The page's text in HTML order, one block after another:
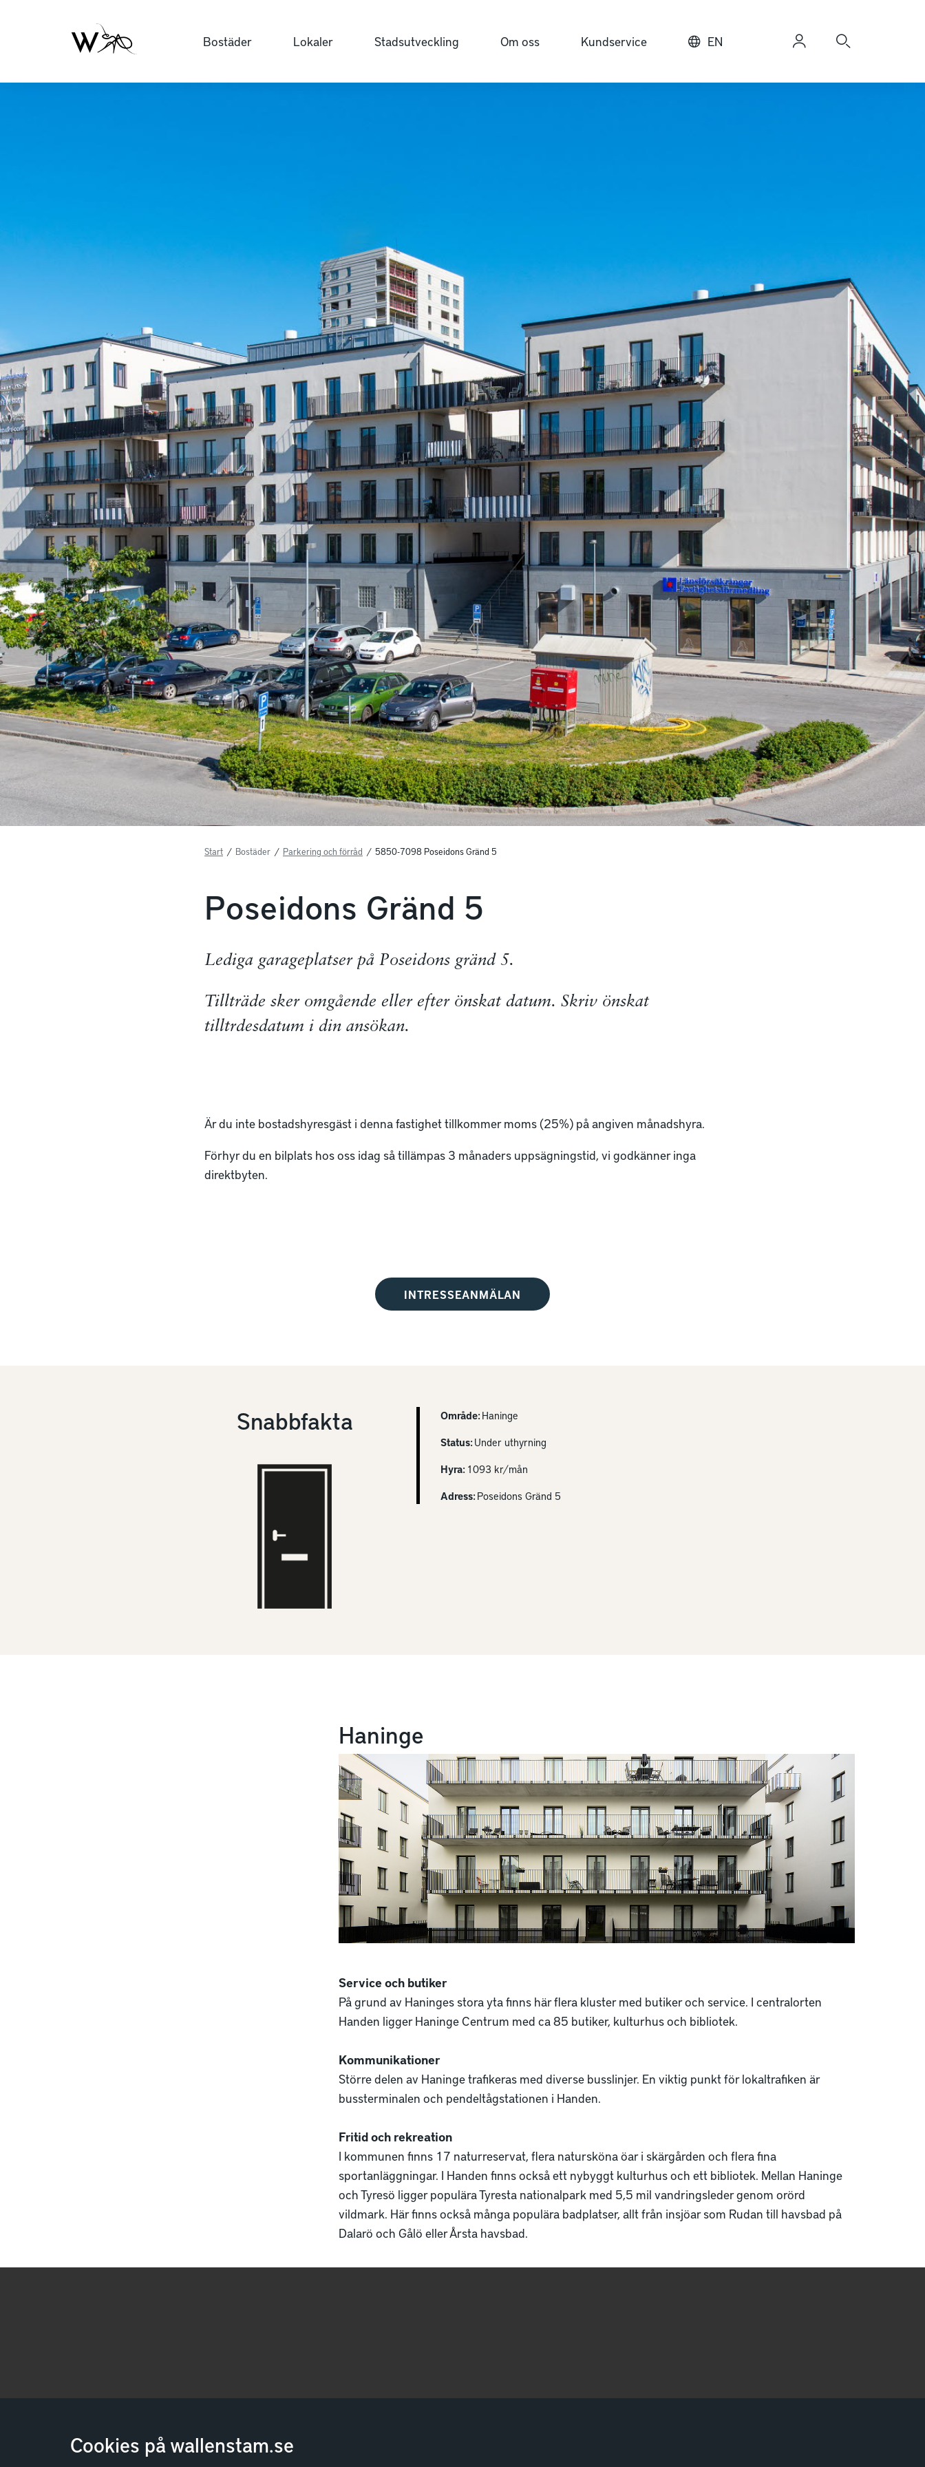
Cookies på wallenstam.se
Bostäder Lokaler Stadsutveckling Om oss Kundservice EN
Start / Bostäder / Parkering och förråd / 5850-7098 Poseidons Gränd 5
Poseidons Gränd 5
Lediga garageplatser på Poseidons gränd 5.
Tillträde sker omgående eller efter önskat datum. Skriv önskat
tilltrdesdatum i din ansökan.
Är du inte bostadshyresgäst i denna fastighet tillkommer moms (25%) på angiven månadshyra.
Förhyr du en bilplats hos oss idag så tillämpas 3 månaders uppsägningstid, vi godkänner inga
direktbyten.
INTRESSEANMÄLAN
Snabbfakta Område: Haninge
Status: Under uthyrning
Hyra: 1093 kr/mån
Adress: Poseidons Gränd 5
Haninge
Service och butiker
På grund av Haninges stora yta finns här flera kluster med butiker och service. I centralorten
Handen ligger Haninge Centrum med ca 85 butiker, kulturhus och bibliotek.
Kommunikationer
Större delen av Haninge trafikeras med diverse busslinjer. En viktig punkt för lokaltrafiken är
bussterminalen och pendeltågstationen i Handen.
Fritid och rekreation
I kommunen finns 17 naturreservat, flera natursköna öar i skärgården och flera fina
sportanläggningar. I Handen finns också ett nybyggt kulturhus och ett bibliotek. Mellan Haninge
och Tyresö ligger populära Tyresta nationalpark med 5,5 mil vandringsleder genom orörd
vildmark. Här finns också många populära badplatser, allt från insjöar som Rudan till havsbad på
Dalarö och Gålö eller Årsta havsbad.